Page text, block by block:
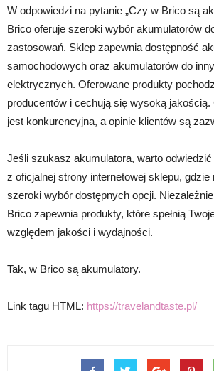
W odpowiedzi na pytanie „Czy w Brico są
Brico oferuje szeroki wybór akumulatorów
zastosowań. Sklep zapewnia dostępność
samochodowych oraz akumulatorów do
elektrycznych. Oferowane produkty
producentów i cechują się wysoką
jest konkurencyjna, a opinie klientów są
Jeśli szukasz akumulatora, warto
z oficjalnej strony internetowej sklepu, gdzie
szeroki wybór dostępnych opcji.
Brico zapewnia produkty, które spełnią
względem jakości i wydajności.
Tak, w Brico są akumulatory.
Link tagu HTML: https://travelandtaste.pl/